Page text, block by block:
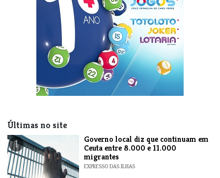
Últimas no site
1
​Governo local diz que continuam em
Ceuta entre 8.000 e 11.000
migrantes
EXPRESSO DAS ILHAS